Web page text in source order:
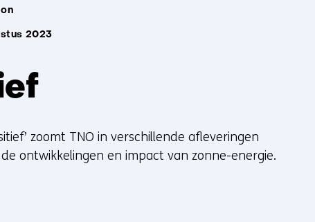
2023
zoomt TNO in verschillende afleveringen
ontwikkelingen en impact van zonne-energie.